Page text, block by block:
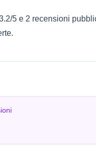
5 e 2 recensioni